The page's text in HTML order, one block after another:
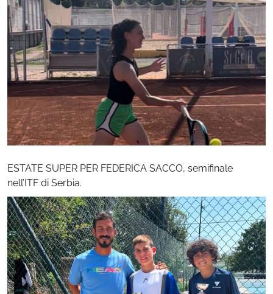
ESTATE SUPER PER FEDERICA SACCO, semifinale
nell’ITF di Serbia.